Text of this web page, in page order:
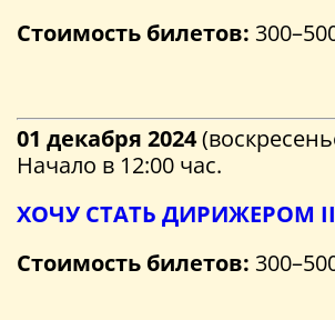
Стоимость билетов:
01 декабря 2024
Начало в 12:00 час.
ХОЧУ СТАТЬ ДИРИЖЕРОМ II
Стоимость билетов: